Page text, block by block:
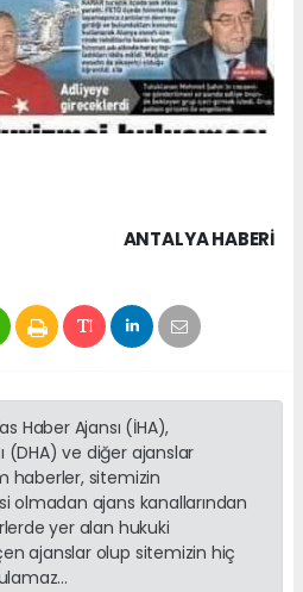
ANTALYA HABERİ
Haber Ajansı (İHA),
(DHA) ve diğer ajanslar
haberler, sitemizin
olmadan ajans kanallarından
yer alan hukuki
ajanslar olup sitemizin hiç